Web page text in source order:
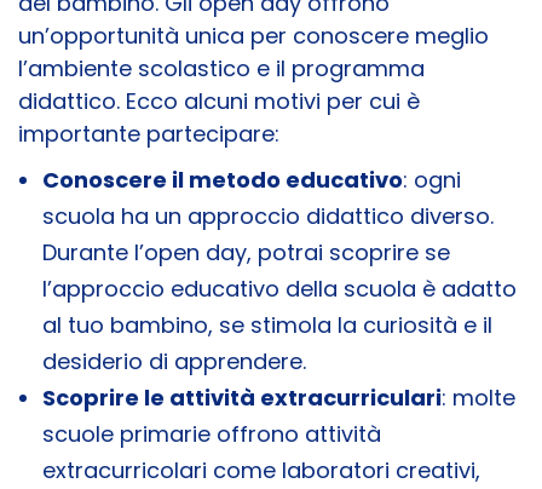
un’opportunità unica per conoscere meglio
l’ambiente scolastico e il programma
didattico. Ecco alcuni motivi per cui è
importante partecipare:
Conoscere il metodo educativo: ogni
scuola ha un approccio didattico diverso.
Durante l’open day, potrai scoprire se
l’approccio educativo della scuola è adatto
al tuo bambino, se stimola la curiosità e il
desiderio di apprendere.
Scoprire le attività extracurriculari: molte
scuole primarie offrono attività
extracurricolari come laboratori creativi,